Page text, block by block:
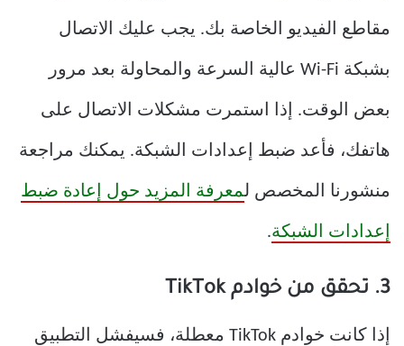
مقاطع الفيديو الخاصة بك. يجب عليك الاتصال
بشبكة Wi-Fi عالية السرعة والمحاولة بعد مرور
بعض الوقت. إذا استمرت مشكلات الاتصال على
هاتفك، فأعد ضبط إعدادات الشبكة. يمكنك مراجعة
منشورنا المخصص لمعرفة المزيد حول إعادة ضبط
إعدادات الشبكة.
3. تحقق من خوادم TikTok
إذا كانت خوادم TikTok معطلة، فسيفشل التطبيق